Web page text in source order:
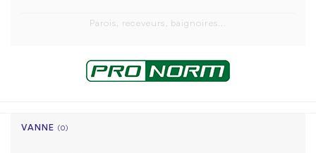
Parois, receveurs, baignoires...
VANNE (0)